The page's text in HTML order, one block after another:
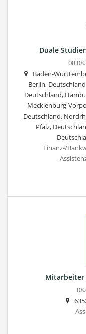
Duale
Baden-
Berlin,
Deutschland,
Mecklenburg-
Deutschland,
Pfalz,
Finanz-/
Mitarbeiter